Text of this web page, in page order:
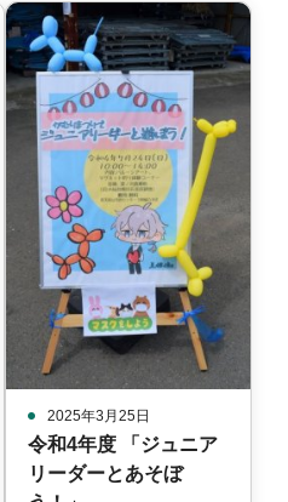
2025年3月25日
令和4年度 「ジュニア
リーダーとあそぼ